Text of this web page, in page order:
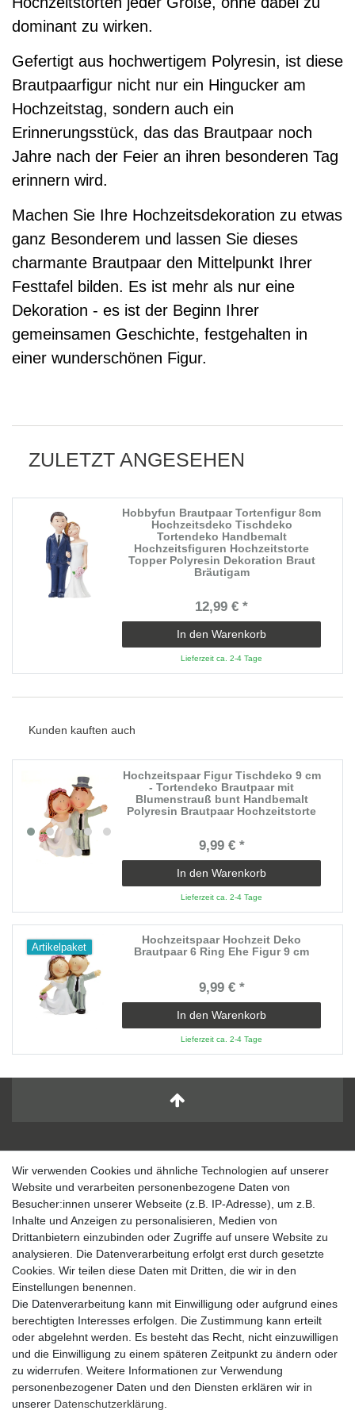
dominant zu wirken.
Gefertigt aus hochwertigem Polyresin, ist diese
Brautpaarfigur nicht nur ein Hingucker am
Hochzeitstag, sondern auch ein
Erinnerungsstück, das das Brautpaar noch
Jahre nach der Feier an ihren besonderen Tag
erinnern wird.
Machen Sie Ihre Hochzeitsdekoration zu etwas
ganz Besonderem und lassen Sie dieses
charmante Brautpaar den Mittelpunkt Ihrer
Festtafel bilden. Es ist mehr als nur eine
Dekoration - es ist der Beginn Ihrer
gemeinsamen Geschichte, festgehalten in
einer wunderschönen Figur.
ZULETZT ANGESEHEN
Hobbyfun Brautpaar Tortenfigur 8cm
Hochzeitsdeko Tischdeko
Tortendeko Handbemalt
Hochzeitsfiguren Hochzeitstorte
Topper Polyresin Dekoration Braut
Bräutigam
12,99 € *
In den Warenkorb
Lieferzeit ca. 2-4 Tage
Kunden kauften auch
Hochzeitspaar Figur Tischdeko 9 cm
- Tortendeko Brautpaar mit
Blumenstrauß bunt Handbemalt
Polyresin Brautpaar Hochzeitstorte
9,99 € *
In den Warenkorb
Lieferzeit ca. 2-4 Tage
Artikelpaket
Hochzeitspaar Hochzeit Deko
Brautpaar 6 Ring Ehe Figur 9 cm
9,99 € *
In den Warenkorb
Lieferzeit ca. 2-4 Tage
Kontakt
Datenschutzerklärung
Impressum
Zahlungsarten und Versand
Widerrufsrecht
Hilfe
KATEGORIEN
Geschenkefinder
Deko und Wohnen
Figuren / Skulpturen
Garten
Partydekoration
Schmuck und Aufbewahrung
Sale
ZAHLUNG
Wir verwenden Cookies und ähnliche Technologien auf unserer
Website und verarbeiten personenbezogene Daten von
Besucher:innen unserer Webseite (z.B. IP-Adresse), um z.B.
Inhalte und Anzeigen zu personalisieren, Medien von
Drittanbietern einzubinden oder Zugriffe auf unsere Website zu
analysieren. Die Datenverarbeitung erfolgt erst durch gesetzte
Cookies. Wir teilen diese Daten mit Dritten, die wir in den
Einstellungen benennen.
Die Datenverarbeitung kann mit Einwilligung oder aufgrund eines
berechtigten Interesses erfolgen. Die Zustimmung kann erteilt
oder abgelehnt werden. Es besteht das Recht, nicht einzuwilligen
und die Einwilligung zu einem späteren Zeitpunkt zu ändern oder
zu widerrufen. Weitere Informationen zur Verwendung
personenbezogener Daten und den Diensten erklären wir in
unserer Daten­schutz­erklärung